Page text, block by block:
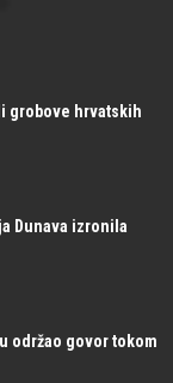
grobove hrvatskih
Dunava izronila
održao govor tokom